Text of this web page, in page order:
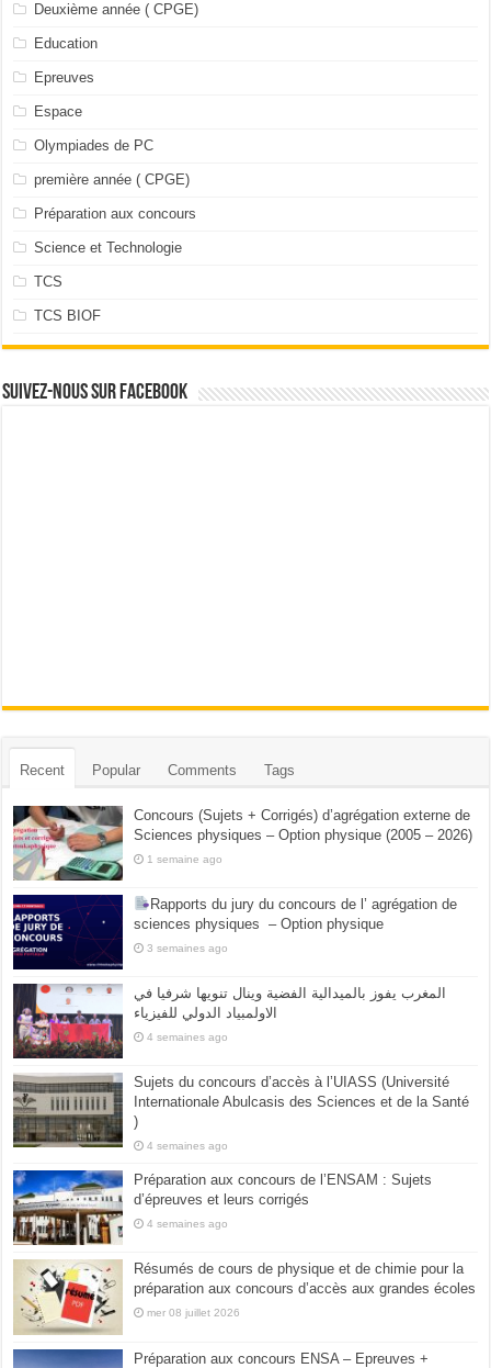
Deuxième année ( CPGE)
Education
Epreuves
Espace
Olympiades de PC
première année ( CPGE)
Préparation aux concours
Science et Technologie
TCS
TCS BIOF
Suivez-nous sur facebook
Recent Popular Comments Tags
Concours (Sujets + Corrigés) d’agrégation externe de
Sciences physiques – Option physique (2005 – 2026)
1 semaine ago
Rapports du jury du concours de l’ agrégation de
sciences physiques – Option physique
3 semaines ago
المغرب يفوز بالميدالية الفضية وينال تنويها شرفيا في
الاولمبياد الدولي للفيزياء
4 semaines ago
Sujets du concours d’accès à l’UIASS (Université
Internationale Abulcasis des Sciences et de la Santé
)
4 semaines ago
Préparation aux concours de l’ENSAM : Sujets
d’épreuves et leurs corrigés
4 semaines ago
Résumés de cours de physique et de chimie pour la
préparation aux concours d’accès aux grandes écoles
mer 08 juillet 2026
Préparation aux concours ENSA – Epreuves +